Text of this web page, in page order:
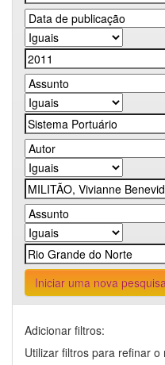
Iniciar uma nova
Adicionar filtros:
Utilizar filtros para refinar